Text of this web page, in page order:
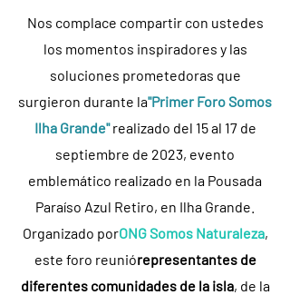
Nos complace compartir con ustedes
los momentos inspiradores y las
soluciones prometedoras que
surgieron durante la"Primer Foro Somos
Ilha Grande"realizado del 15 al 17 de
septiembre de 2023, evento
emblemático realizado en la Pousada
Paraíso Azul Retiro, en Ilha Grande.
Organizado porONG Somos Naturaleza,
este foro reuniórepresentantes de
diferentes comunidades de la isla, de la